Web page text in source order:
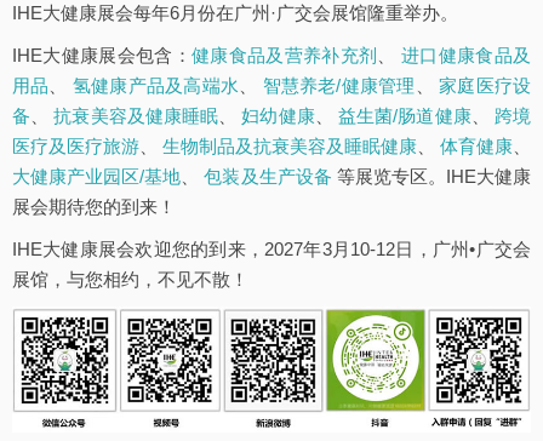
IHE大健康展会每年6月份在广州·广交会展馆隆重举办。
IHE大健康展会包含： 健康食品及营养补充剂 、进口健康食品及
用品
氢健康产品及高端水 智慧养老/健康管理 、家庭医疗设
备 、抗衰美容及健康睡眠 、妇幼健康、 益生菌/肠道健康、 跨境
医疗及医疗旅游
生物制品及抗衰美容及睡眠健康 体育健康
大健康产业园区/基地 、包装及生产设备 等展览专区。IHE大健康
展会期待您的到来！
IHE大健康展会欢迎您的到来，2027年3月10-12日，广州•广交会
展馆，与您相约，不见不散！